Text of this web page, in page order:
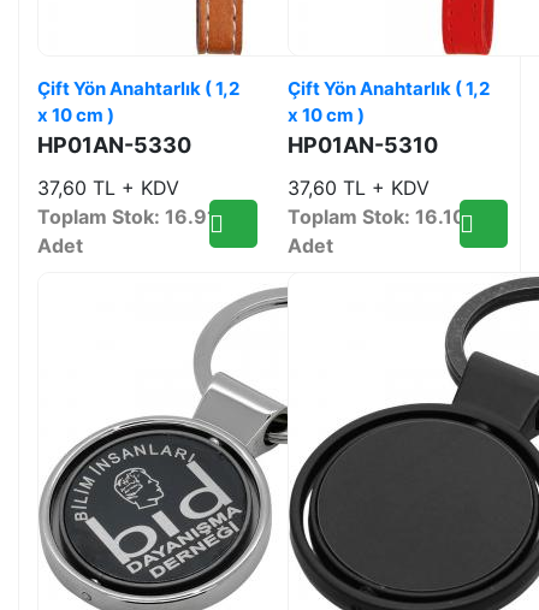
Çift Yön Anahtarlık ( 1,2
x 10 cm )
HP01AN-5330
37,60 TL + KDV
Toplam Stok: 16.912
Adet
Çift Yön Anahtarlık ( 1,2
x 10 cm )
HP01AN-5310
37,60 TL + KDV
Toplam Stok: 16.100
Adet